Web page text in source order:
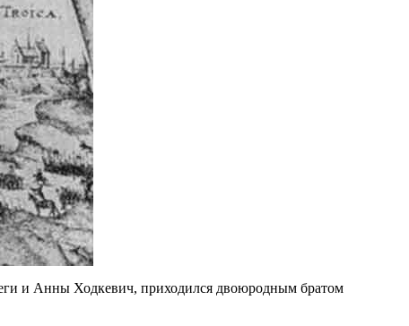
и Анны Ходкевич, приходился двоюродным братом